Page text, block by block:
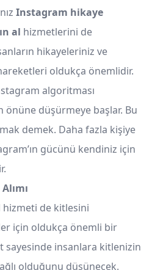
Instagram hikaye
al hizmetlerini de
hikayeleriniz ve
oldukça önemlidir.
algoritması
önüne düşürmeye başlar. Bu
demek. Daha fazla kişiye
gücünü kendiniz için
hizmeti de kitlesini
için oldukça önemli bir
sayesinde insanlara kitlenizin
olduğunu düşünecek.